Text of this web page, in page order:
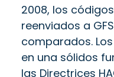
2008, los
reenviados a
comparados.
en una sólidos
las Directrices